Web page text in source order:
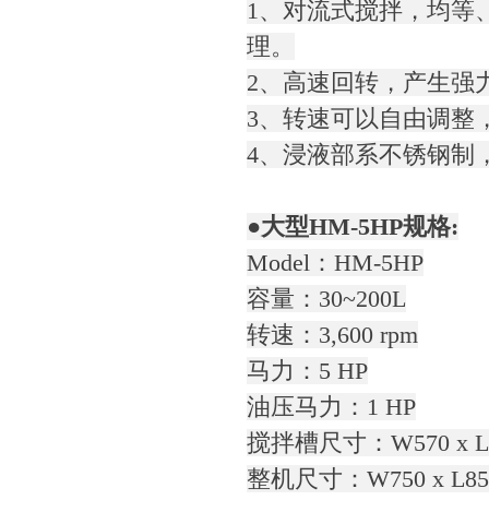
1、对流式搅拌，均等
理。
2、高速回转，产生强
3、转速可以自由调整
4、浸液部系不锈钢制
●大型HM-5HP规格:
Model：HM-5HP
容量：30~200L
转速：3,600 rpm
马力：5 HP
油压马力：1 HP
搅拌槽尺寸：W570 x
整机尺寸：W750 x